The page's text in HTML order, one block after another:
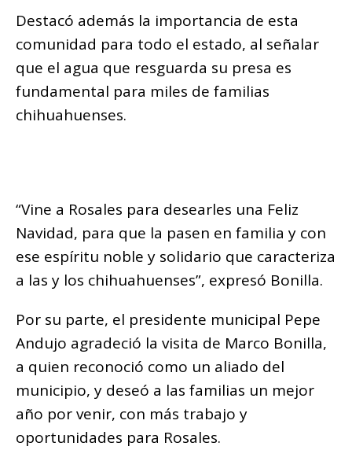
Destacó además la importancia de esta
comunidad para todo el estado, al señalar
que el agua que resguarda su presa es
fundamental para miles de familias
chihuahuenses.
“Vine a Rosales para desearles una Feliz
Navidad, para que la pasen en familia y con
ese espíritu noble y solidario que caracteriza
a las y los chihuahuenses”, expresó Bonilla.
Por su parte, el presidente municipal Pepe
Andujo agradeció la visita de Marco Bonilla,
a quien reconoció como un aliado del
municipio, y deseó a las familias un mejor
año por venir, con más trabajo y
oportunidades para Rosales.